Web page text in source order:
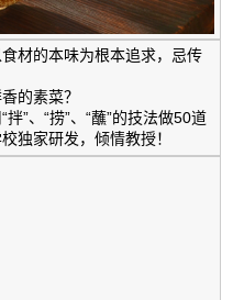
材的本味为根本追求，忌传
的素菜？
”、“捞”、“蘸”的技法做50道
独家研发，倾情教授！